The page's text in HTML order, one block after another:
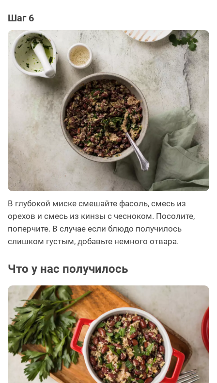
Шаг 6
В глубокой миске смешайте фасоль, смесь из
орехов и смесь из кинзы с чесноком. Посолите,
поперчите. В случае если блюдо получилось
слишком густым, добавьте немного отвара.
Что у нас получилось